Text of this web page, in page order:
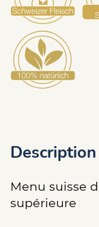
Description
Menu suisse
supérieure